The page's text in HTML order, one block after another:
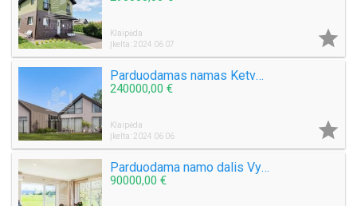
Klaipėda
Įkelta: 2024 06 07

Parduodamas namas Ketvergiuose
240000,00 €
Klaipėda
Įkelta: 2024 06 06

Parduodama namo dalis Vydmantų k.
90000,00 €